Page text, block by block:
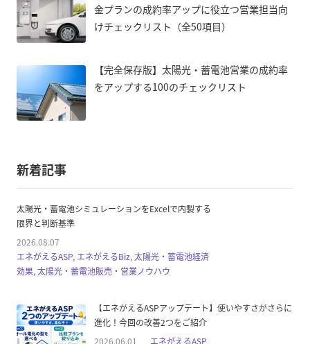
金プランの成約率アップに役立つ営業担当向
けチェックリスト（全50項目）
【完全保存版】太陽光・蓄電池営業の成約率
をアップする100のチェックリスト
新着記事
太陽光・蓄電池シミュレーションをExcelで内製する
限界と判断基準
2026.08.07
エネがえるASP, エネがえるBiz, 太陽光・蓄電池経済
効果, 太陽光・蓄電池販売・営業ノウハウ
【エネがえるASPアップデート】使いやすさがさらに
進化！今回の改善2つをご紹介
2026.06.01
エネがえるASP